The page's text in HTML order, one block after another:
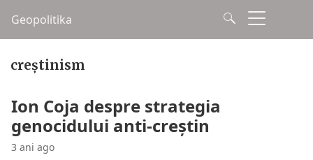
Geopolitika
creștinism
Ion Coja despre strategia
genocidului anti-creștin
3 ani ago